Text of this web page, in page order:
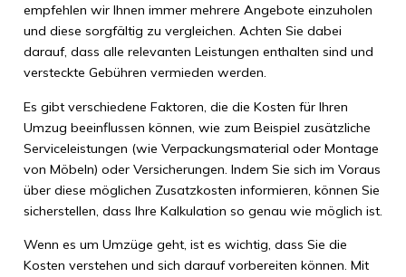
empfehlen wir Ihnen immer mehrere Angebote einzuholen
und diese sorgfältig zu vergleichen. Achten Sie dabei
darauf, dass alle relevanten Leistungen enthalten sind und
versteckte Gebühren vermieden werden.
Es gibt verschiedene Faktoren, die die Kosten für Ihren
Umzug beeinflussen können, wie zum Beispiel zusätzliche
Serviceleistungen (wie Verpackungsmaterial oder Montage
von Möbeln) oder Versicherungen. Indem Sie sich im Voraus
über diese möglichen Zusatzkosten informieren, können Sie
sicherstellen, dass Ihre Kalkulation so genau wie möglich ist.
Wenn es um Umzüge geht, ist es wichtig, dass Sie die
Kosten verstehen und sich darauf vorbereiten können. Mit